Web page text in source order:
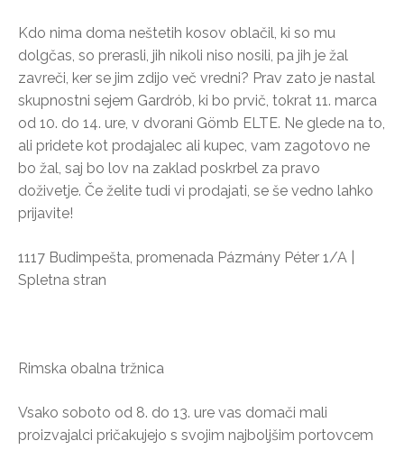
Kdo nima doma neštetih kosov oblačil, ki so mu
dolgčas, so prerasli, jih nikoli niso nosili, pa jih je žal
zavreči, ker se jim zdijo več vredni? Prav zato je nastal
skupnostni sejem Gardrób, ki bo prvič, tokrat 11. marca
od 10. do 14. ure, v dvorani Gömb ELTE. Ne glede na to,
ali pridete kot prodajalec ali kupec, vam zagotovo ne
bo žal, saj bo lov na zaklad poskrbel za pravo
doživetje. Če želite tudi vi prodajati, se še vedno lahko
prijavite!
1117 Budimpešta, promenada Pázmány Péter 1/A |
Spletna stran
Rimska obalna tržnica
Vsako soboto od 8. do 13. ure vas domači mali
proizvajalci pričakujejo s svojim najboljšim portovcem